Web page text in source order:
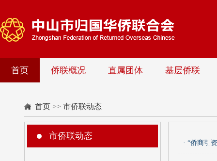
首页 侨联概况 直属团体 基层侨联
首页 >> 市侨联动态
市侨联动态
· “侨商引